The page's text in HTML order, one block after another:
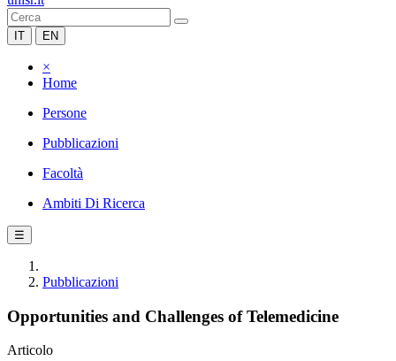
IT EN
×
Home
Persone
Pubblicazioni
Facoltà
Ambiti Di Ricerca
☰
Pubblicazioni
Opportunities and Challenges of Telemedicine
Articolo